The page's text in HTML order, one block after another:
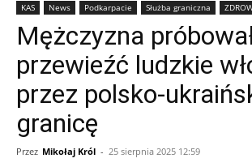
KAS News Podkarpacie Służba graniczna
Mężczyzna
przewieźć ludzkie
przez polsko-
granicę
Przez Mikołaj Król - 25 sierpnia 2025 12:59